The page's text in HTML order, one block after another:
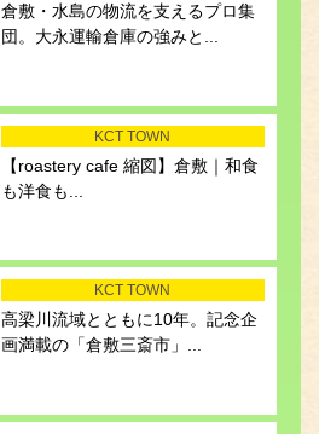
倉敷・水島の物流を支えるプロ集
団。大永運輸倉庫の強みと...
KCT TOWN
【roastery cafe 縮図】倉敷｜和食
も洋食も...
KCT TOWN
高梁川流域とともに10年。記念企
画満載の「倉敷三斎市」...